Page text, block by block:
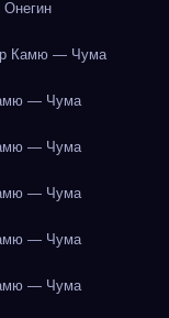
Камю — Чума
— Чума
— Чума
— Чума
— Чума
— Чума